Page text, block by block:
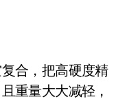
合，把高硬度精
重量大大减轻，